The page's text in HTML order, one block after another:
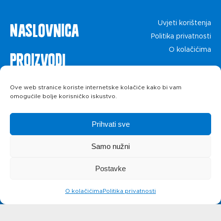
Ove web stranice koriste internetske kolačiće kako bi vam
omogućile bolje korisničko iskustvo.
Prihvati sve
Samo nužni
Postavke
O kolačićimaPolitika privatnosti
Naslovnica
Proizvodi
Recepti
Priča o ABC
Uvjeti korištenja
Politika privatnosti
O kolačićima